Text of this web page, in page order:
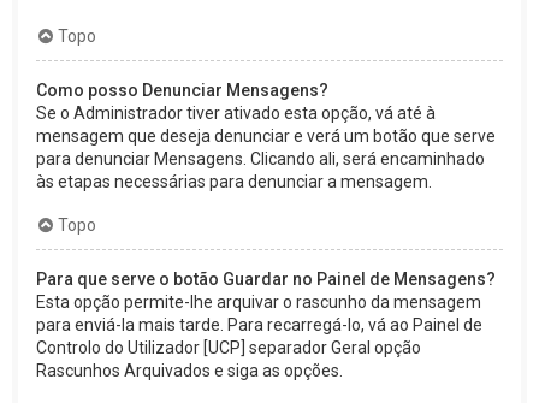
Topo
Como posso Denunciar Mensagens?
Se o Administrador tiver ativado esta opção, vá até à
mensagem que deseja denunciar e verá um botão que serve
para denunciar Mensagens. Clicando ali, será encaminhado
às etapas necessárias para denunciar a mensagem.
Topo
Para que serve o botão Guardar no Painel de Mensagens?
Esta opção permite-lhe arquivar o rascunho da mensagem
para enviá-la mais tarde. Para recarregá-lo, vá ao Painel de
Controlo do Utilizador [UCP] separador Geral opção
Rascunhos Arquivados e siga as opções.